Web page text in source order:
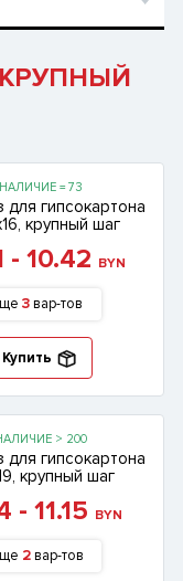
НАЛИЧИЕ = 73
гипсокартона
крупный шаг
- 10.42 BYN
3вар-тов
Купить
> 200
гипсокартона
крупный шаг
- 11.15 BYN
2 вар-тов